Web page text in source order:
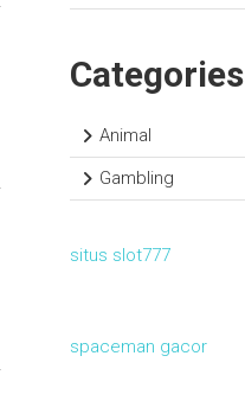
Categories
Animal
Gambling
situs slot777
spaceman gacor